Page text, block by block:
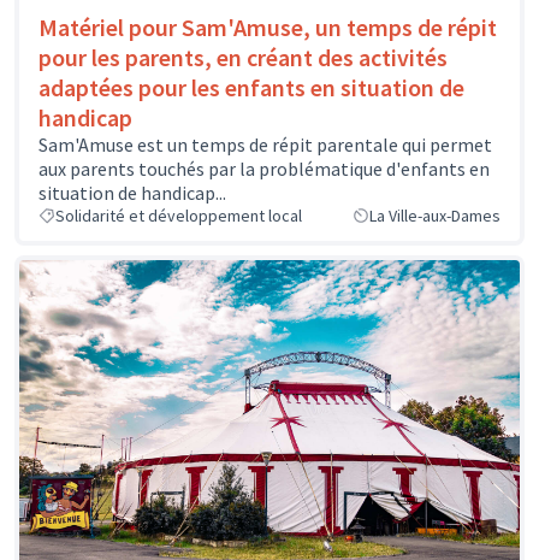
Matériel pour Sam'Amuse, un temps de répit
pour les parents, en créant des activités
adaptées pour les enfants en situation de
handicap
Sam'Amuse est un temps de répit parentale qui permet
aux parents touchés par la problématique d'enfants en
situation de handicap...
Solidarité et développement local La Ville-aux-Dames